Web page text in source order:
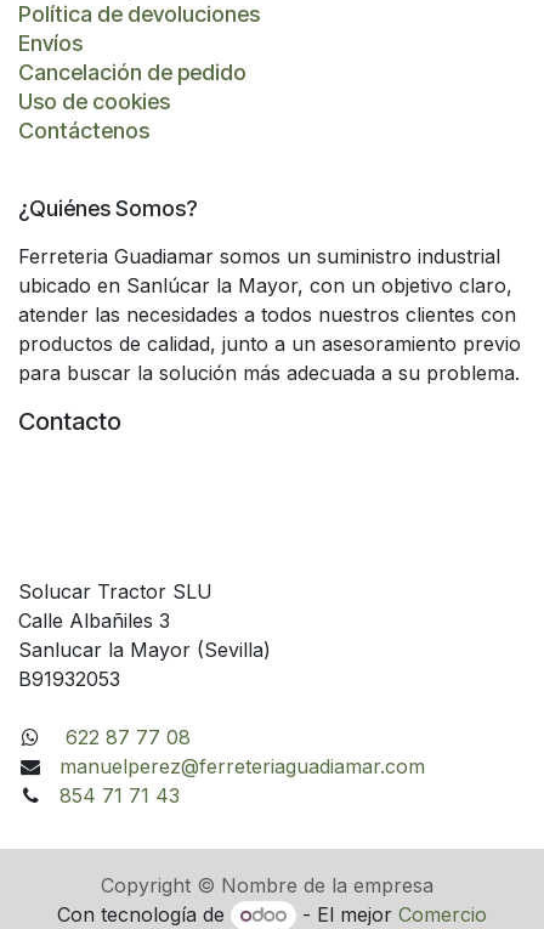
Política de devoluciones
Envíos
Cancelación de pedido
Uso de cookies
Contáctenos
¿Quiénes Somos?
Ferreteria Guadiamar somos un suministro industrial
ubicado en Sanlúcar la Mayor, con un objetivo claro,
atender las necesidades a todos nuestros clientes con
productos de calidad, junto a un asesoramiento previo
para buscar la solución más adecuada a su problema.
Contacto
Solucar Tractor SLU
Calle Albañiles 3
Sanlucar la Mayor (Sevilla)
B91932053
622 87 77 08
manuelperez@ferreteriaguadiamar.com
854 71 71 43
Copyright © Nombre de la empresa
Con tecnología de
- El mejorComercio